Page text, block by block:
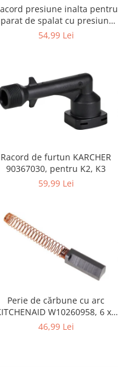
presiune inalta pentru
de spalat cu presiune,
KARCHER 9.013-355.0, K4/K5
54,99 Lei
Racord de furtun KARCHER
90367030, pentru K2, K3
59,99 Lei
Perie de cărbune cu arc
W10260958, 6 x6
x 19 mm, pentru 5KSM15
46,99 Lei